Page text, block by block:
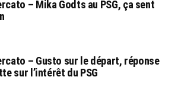
– Mika Godts au PSG, ça sent
– Gusto sur le départ, réponse
sur l’intérêt du PSG